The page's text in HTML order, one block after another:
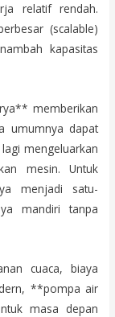
relatif rendah.
(scalable)
kapasitas
memberikan
umumnya dapat
mengeluarkan
mesin. Untuk
menjadi satu-
mandiri tanpa
cuaca, biaya
**pompa air
masa depan